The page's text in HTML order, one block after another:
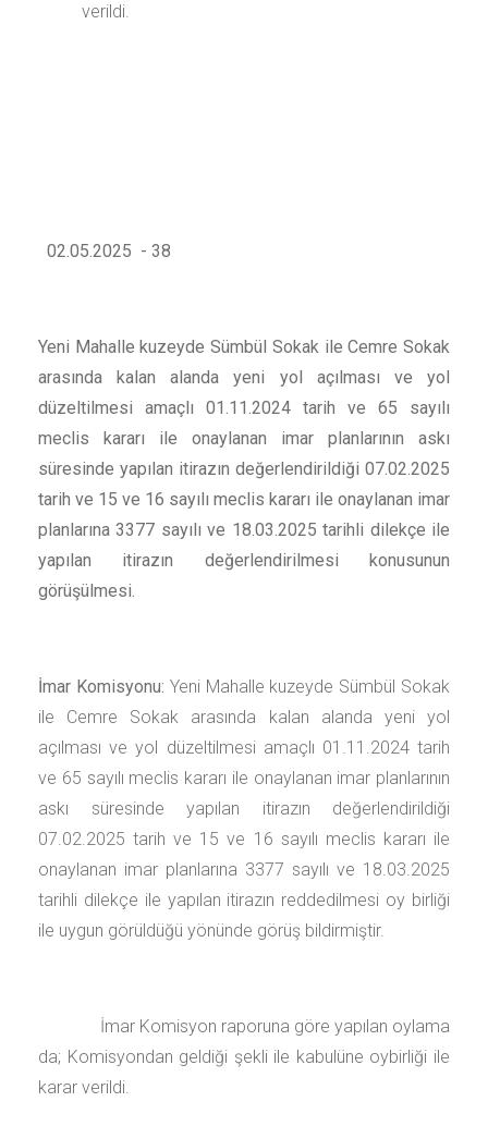
verildi.
02.05.2025 - 38
Yeni Mahalle kuzeyde Sümbül Sokak ile Cemre Sokak
arasında kalan alanda yeni yol açılması ve yol
düzeltilmesi amaçlı 01.11.2024 tarih ve 65 sayılı
meclis kararı ile onaylanan imar planlarının askı
süresinde yapılan itirazın değerlendirildiği 07.02.2025
tarih ve 15 ve 16 sayılı meclis kararı ile onaylanan imar
planlarına 3377 sayılı ve 18.03.2025 tarihli dilekçe ile
yapılan itirazın değerlendirilmesi konusunun
görüşülmesi.
İmar Komisyonu: Yeni Mahalle kuzeyde Sümbül Sokak
ile Cemre Sokak arasında kalan alanda yeni yol
açılması ve yol düzeltilmesi amaçlı 01.11.2024 tarih
ve 65 sayılı meclis kararı ile onaylanan imar planlarının
askı süresinde yapılan itirazın değerlendirildiği
07.02.2025 tarih ve 15 ve 16 sayılı meclis kararı ile
onaylanan imar planlarına 3377 sayılı ve 18.03.2025
tarihli dilekçe ile yapılan itirazın reddedilmesi oy birliği
ile uygun görüldüğü yönünde görüş bildirmiştir.
İmar Komisyon raporuna göre yapılan oylama
da; Komisyondan geldiği şekli ile kabulüne oybirliği ile
karar verildi.